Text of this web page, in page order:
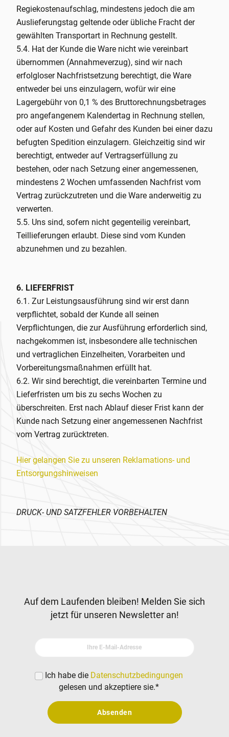
Regiekostenaufschlag, mindestens jedoch die am
Auslieferungstag geltende oder übliche Fracht der
gewählten Transportart in Rechnung gestellt.
5.4. Hat der Kunde die Ware nicht wie vereinbart
übernommen (Annahmeverzug), sind wir nach
erfolgloser Nachfristsetzung berechtigt, die Ware
entweder bei uns einzulagern, wofür wir eine
Lagergebühr von 0,1 % des Bruttorechnungsbetrages
pro angefangenem Kalendertag in Rechnung stellen,
oder auf Kosten und Gefahr des Kunden bei einer dazu
befugten Spedition einzulagern. Gleichzeitig sind wir
berechtigt, entweder auf Vertragserfüllung zu
bestehen, oder nach Setzung einer angemessenen,
mindestens 2 Wochen umfassenden Nachfrist vom
Vertrag zurückzutreten und die Ware anderweitig zu
verwerten.
5.5. Uns sind, sofern nicht gegenteilig vereinbart,
Teillieferungen erlaubt. Diese sind vom Kunden
abzunehmen und zu bezahlen.
6. LIEFERFRIST
6.1. Zur Leistungsausführung sind wir erst dann
verpflichtet, sobald der Kunde all seinen
Verpflichtungen, die zur Ausführung erforderlich sind,
nachgekommen ist, insbesondere alle technischen
und vertraglichen Einzelheiten, Vorarbeiten und
Vorbereitungsmaßnahmen erfüllt hat.
6.2. Wir sind berechtigt, die vereinbarten Termine und
Lieferfristen um bis zu sechs Wochen zu
überschreiten. Erst nach Ablauf dieser Frist kann der
Kunde nach Setzung einer angemessenen Nachfrist
vom Vertrag zurücktreten.
Hier gelangen Sie zu unseren Reklamations- und
Entsorgungshinweisen
DRUCK- UND SATZFEHLER VORBEHALTEN
Newsletter
Auf dem Laufenden bleiben! Melden Sie sich
jetzt für unseren Newsletter an!
Ihre E-Mail-Adresse
Ich habe die Datenschutzbedingungen
gelesen und akzeptiere sie.*
Absenden